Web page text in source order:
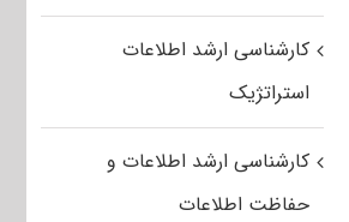
کارشناسی ارشد اطلاعات
استراتژیک
کارشناسی ارشد اطلاعات و
حفاظت اطلاعات